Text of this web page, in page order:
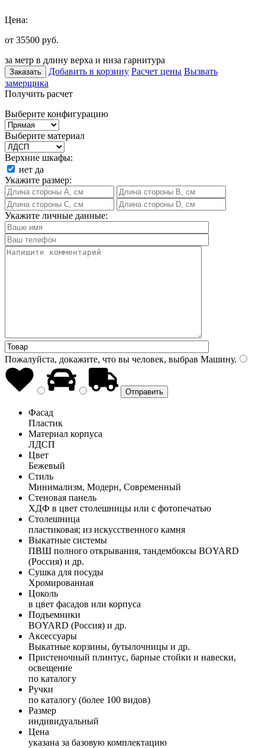
Цена:
от 35500 руб.
за метр в длину верха и низа гарнитура
Заказать Добавить в корзину Расчет цены Вызвать
замерщика
Получить расчет
Выберите конфигурацию
Выберите материал
Верхние шкафы:
нет да
Укажите размер:
Укажите личные данные:
Пожалуйста, докажите, что вы человек, выбрав Машину.
Фасад
Пластик
Материал корпуса
ЛДСП
Цвет
Бежевый
Стиль
Минимализм, Модерн, Современный
Стеновая панель
ХДФ в цвет столешницы или с фотопечатью
Столешница
пластиковая; из искусственного камня
Выкатные системы
ПВШ полного открывания, тандембоксы BOYARD
(Россия) и др.
Сушка для посуды
Хромированная
Цоколь
в цвет фасадов или корпуса
Подъемники
BOYARD (Россия) и др.
Аксессуары
Выкатные корзины, бутылочницы и др.
Пристеночный плинтус, барные стойки и навески,
освещение
по каталогу
Ручки
по каталогу (более 100 видов)
Размер
индивидуальный
Цена
указана за базовую комплектацию